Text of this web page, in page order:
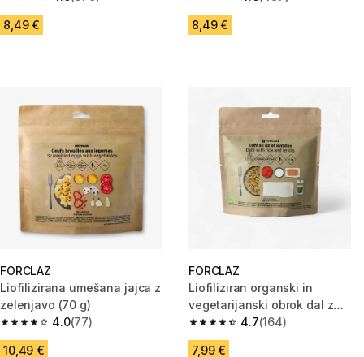
4.6 od 5 zvezdic from 670 ocene
8,49 €
4.6 od 5 zvezdic from 487
8,49 €
FORCLAZ
Liofilizirana umešana jajca z
zelenjavo (70 g)
4.0
4.0 od 5 zvezdic from 77 ocene
(77)
10,49 €
FORCLAZ
Liofiliziran organski in
vegetarijanski obrok dal z
rižem in lečo (110 g)
4.7
4.7 od 5 zvezdic from 164
(164)
7,99 €